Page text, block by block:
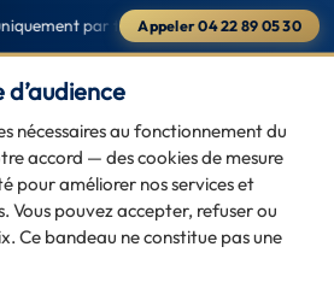
d’audience
nécessaires au fonctionnement du
accord — des cookies de mesure
pour améliorer nos services et
Vous pouvez accepter, refuser ou
Ce bandeau ne constitue pas une
par téléphone au04 22 89 05 30 ·
— du 1er au 23 août, rendez-
Appeler 04 22 89 05 30
PRENDRE RDV
>Métaux précieux
argent, platine, palladium